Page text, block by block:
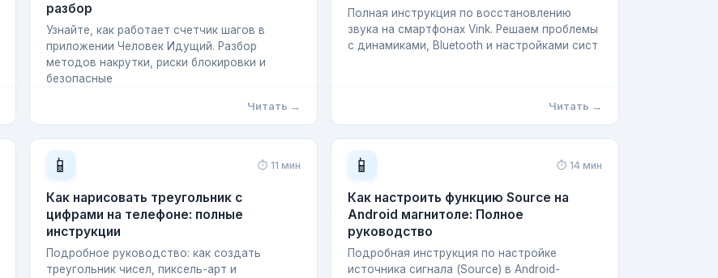
разбор
Узнайте, как работает счетчик шагов в
приложении Человек Идущий. Разбор
методов накрутки, риски блокировки и
безопасные
Читать →
Полная инструкция по восстановлению
звука на смартфонах Vink. Решаем проблемы
с динамиками, Bluetooth и настройками сист
Читать →
📱 ⏱ 11 мин
Как нарисовать треугольник с
цифрами на телефоне: полные
инструкции
Подробное руководство: как создать
треугольник чисел, пиксель-арт и
📱 ⏱ 14 мин
Как настроить функцию Source на
Android магнитоле: Полное
руководство
Подробная инструкция по настройке
источника сигнала (Source) в Android-